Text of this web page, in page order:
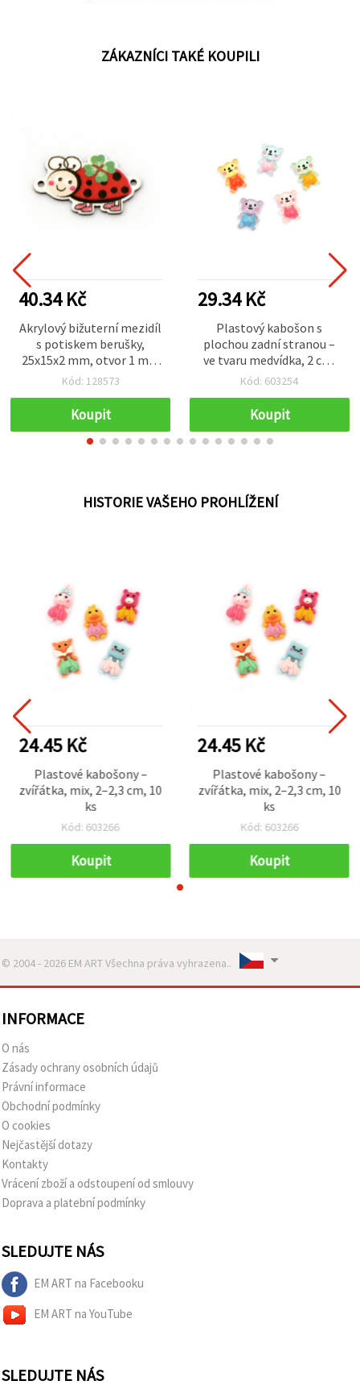
ZÁKAZNÍCI TAKÉ KOUPILI
40.34 Kč
Akrylový bižuterní mezidíl
s potiskem berušky,
25x15x2 mm, otvor 1 mm
- 10 ks
Kód: 128573
Koupit
29.34 Kč
Plastový kabošon s
plochou zadní stranou –
ve tvaru medvídka, 2 cm,
mix barev, 10 ks
Kód: 603254
Koupit
HISTORIE VAŠEHO PROHLÍŽENÍ
24.45 Kč
Plastové kabošony –
zvířátka, mix, 2–2,3 cm, 10
ks
Kód: 603266
Koupit
24.45 Kč
Plastové kabošony –
zvířátka, mix, 2–2,3 cm, 10
ks
Kód: 603266
Koupit
© 2004 - 2026 EM ART Všechna práva vyhrazena..
INFORMACE
O nás
Zásady ochrany osobních údajů
Právní informace
Obchodní podmínky
O cookies
Nejčastější dotazy
Kontakty
Vrácení zboží a odstoupení od smlouvy
Doprava a platební podmínky
SLEDUJTE NÁS
EM ART na Facebooku
EM ART na YouTube
SLEDUJTE NÁS